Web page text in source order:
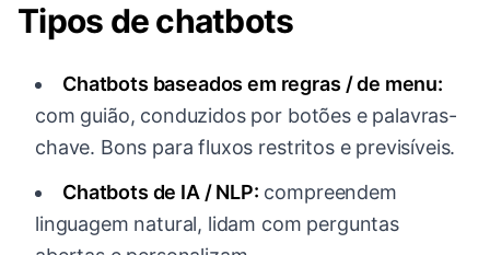
Tipos de chatbots
Chatbots baseados em regras / de menu:
com guião, conduzidos por botões e palavras-
chave. Bons para fluxos restritos e previsíveis.
Chatbots de IA / NLP: compreendem
linguagem natural, lidam com perguntas